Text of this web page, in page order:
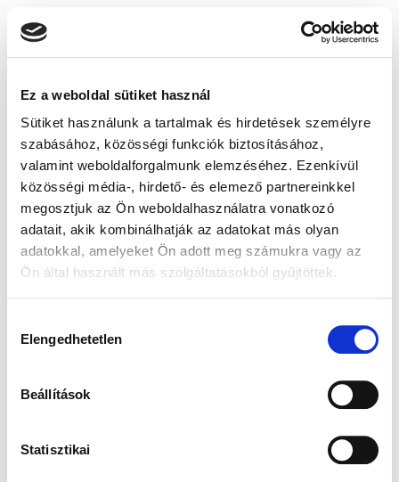
Ez a weboldal sütiket használ
Sütiket használunk a tartalmak és hirdetések személyre
szabásához, közösségi funkciók biztosításához,
valamint weboldalforgalmunk elemzéséhez. Ezenkívül
közösségi média-, hirdető- és elemező partnereinkkel
megosztjuk az Ön weboldalhasználatra vonatkozó
adatait, akik kombinálhatják az adatokat más olyan
adatokkal, amelyeket Ön adott meg számukra vagy az
Ön által használt más szolgáltatásokból gyűjtöttek.
kiválasztása
Elengedhetetlen
Beállítások
Statisztikai